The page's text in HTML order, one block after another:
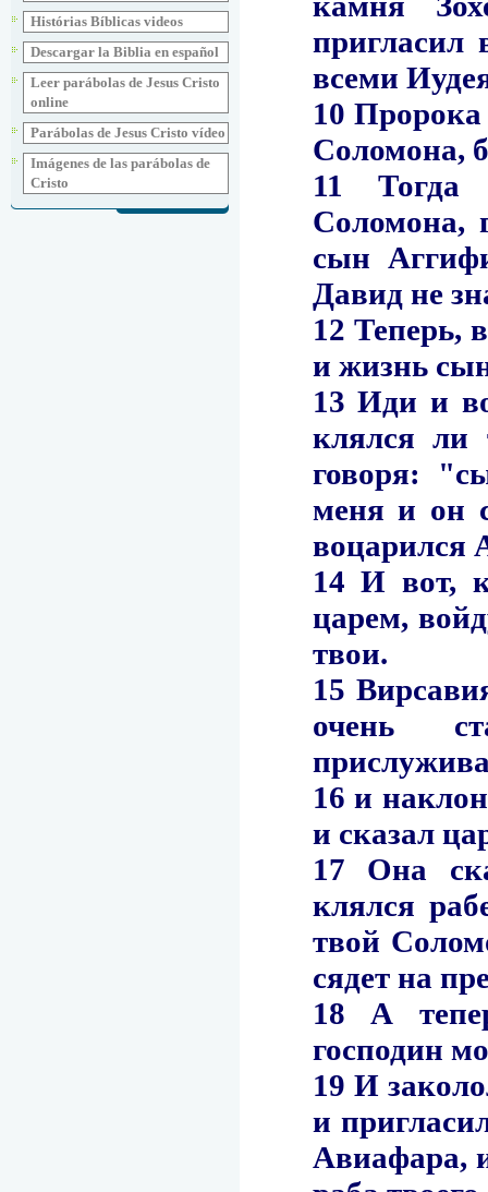
Histórias Bíblicas videos
Descargar la Biblia en español
Leer parábolas de Jesus Cristo
online
Parábolas de Jesus Cristo vídeo
Imágenes de las parábolas de
Cristo